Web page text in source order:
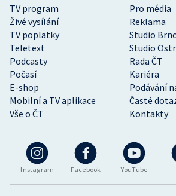
Instagram Facebook YouTube
TV program
Pro média
Živé vysílání
Reklama
TV poplatky
Studio
Teletext
Studio
Podcasty
Rada ČT
Počasí
Kariéra
E-shop
Podávání
Mobilní a TV aplikace
Časté
Vše o ČT
Kontakty